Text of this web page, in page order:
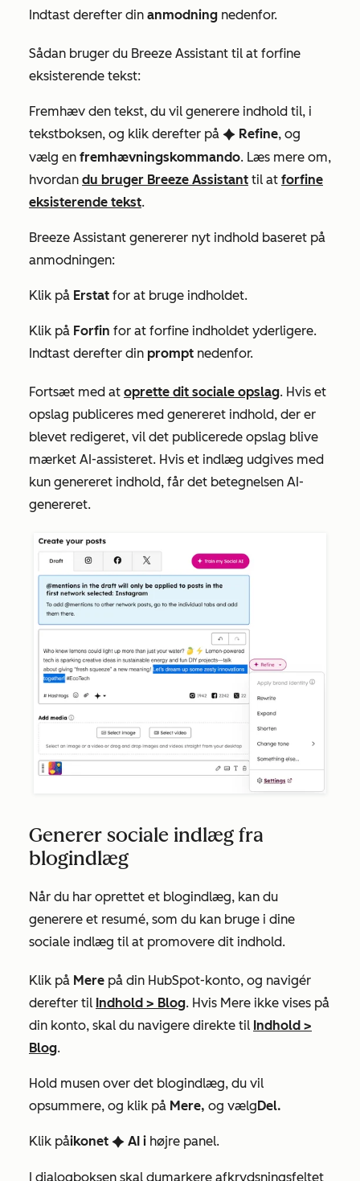
Indtast derefter din anmodning nedenfor.
Sådan bruger du Breeze Assistant til at forfine
eksisterende tekst:
Fremhæv den tekst, du vil generere indhold til, i
tekstboksen, og klik derefter på artificialIntelligence Refine, og
vælg en fremhævningskommando. Læs mere om,
hvordan du bruger Breeze Assistant til at forfine
eksisterende tekst.
Breeze Assistant genererer nyt indhold baseret på
anmodningen:
Klik på Erstat for at bruge indholdet.
Klik på Forfin for at forfine indholdet yderligere.
Indtast derefter din prompt nedenfor.
Fortsæt med at oprette dit sociale opslag. Hvis et
opslag publiceres med genereret indhold, der er
blevet redigeret, vil det publicerede opslag blive
mærket AI-assisteret. Hvis et indlæg udgives med
kun genereret indhold, får det betegnelsen AI-
genereret.
Generer sociale indlæg fra
blogindlæg
Når du har oprettet et blogindlæg, kan du
generere et resumé, som du kan bruge i dine
sociale indlæg til at promovere dit indhold.
Klik på Mere på din HubSpot-konto, og navigér
derefter til Indhold > Blog. Hvis Mere ikke vises på
din konto, skal du navigere direkte til Indhold >
Blog.
Hold musen over det blogindlæg, du vil
opsummere, og klik på Mere, og vælgDel.
Klik påikonet artificialIntelligence AI i højre panel.
I dialogboksen skal dumarkere afkrydsningsfeltet